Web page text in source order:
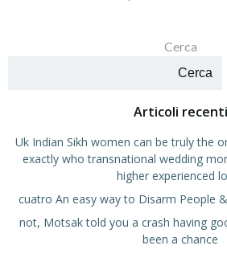
Cerca
Cerca
Articoli recenti
Uk Indian Sikh women can be truly the
exactly who transnational wedding
higher experienced
cuatro An easy way to Disarm People
not, Motsak told you a crash having
been a chance